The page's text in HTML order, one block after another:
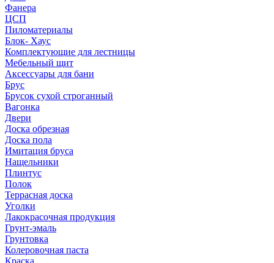
Фанера
ЦСП
Пиломатериалы
Блок- Хаус
Комплектующие для лестницы
Мебельный щит
Аксессуары для бани
Брус
Брусок сухой строганный
Вагонка
Двери
Доска обрезная
Доска пола
Имитация бруса
Нащельники
Плинтус
Полок
Террасная доска
Уголки
Лакокрасочная продукция
Грунт-эмаль
Грунтовка
Колеровочная паста
Краска